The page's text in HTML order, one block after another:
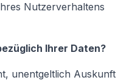
Nutzerverhaltens
Ihrer Daten?
unentgeltlich Auskunft